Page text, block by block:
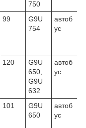
750
99
G9U
754
автоб
ус
120
G9U
650,
G9U
632
автоб
ус
101
G9U
650
автоб
ус